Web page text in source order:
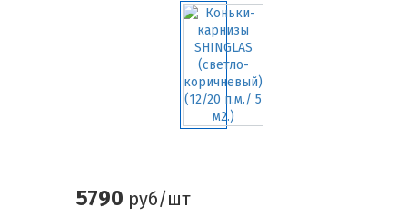
5790 руб/шт